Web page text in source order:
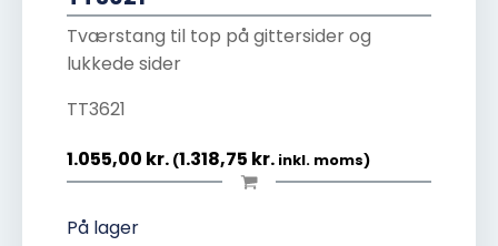
Tværstang til top på gittersider og
lukkede sider
TT3621
1.055,00 kr. (1.318,75 kr. inkl. moms)
På lager